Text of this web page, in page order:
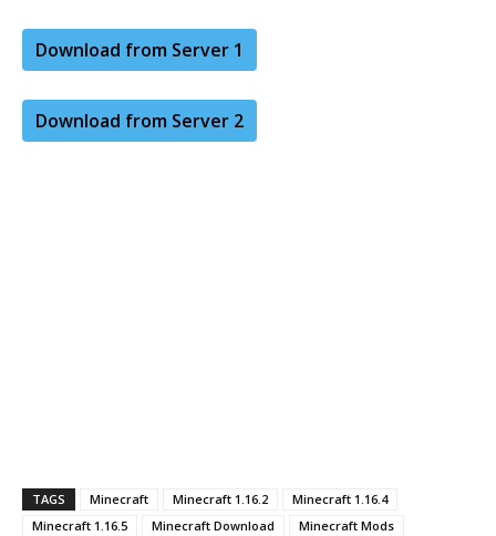
Download from Server 1
Download from Server 2
TAGS Minecraft Minecraft 1.16.2
Minecraft 1.16.4
Minecraft 1.16.5
Minecraft Download
Minecraft Mods